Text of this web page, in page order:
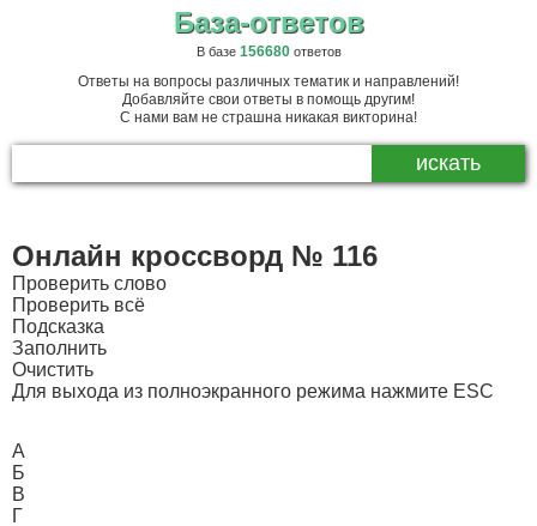
База-ответов
В базе 156680ответов
Ответы на вопросы различных тематик и направлений!
Добавляйте свои ответы в помощь другим!
С нами вам не страшна никакая викторина!
Онлайн кроссворд № 116
Проверить слово
Проверить всё
Подсказка
Заполнить
Очистить
Для выхода из полноэкранного режима нажмите ESC
А
Б
В
Г